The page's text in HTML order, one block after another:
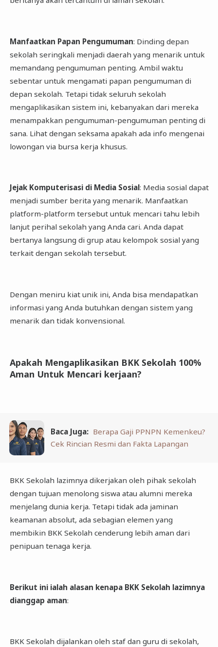
Manfaatkan Papan Pengumuman: Dinding depan
sekolah seringkali menjadi daerah yang menarik untuk
memandang pengumuman penting. Ambil waktu
sebentar untuk mengamati papan pengumuman di
depan sekolah. Tetapi tidak seluruh sekolah
mengaplikasikan sistem ini, kebanyakan dari mereka
menampakkan pengumuman-pengumuman penting di
sana. Lihat dengan seksama apakah ada info mengenai
lowongan via bursa kerja khusus.
Jejak Komputerisasi di Media Sosial: Media sosial dapat
menjadi sumber berita yang menarik. Manfaatkan
platform-platform tersebut untuk mencari tahu lebih
lanjut perihal sekolah yang Anda cari. Anda dapat
bertanya langsung di grup atau kelompok sosial yang
terkait dengan sekolah tersebut.
Dengan meniru kiat unik ini, Anda bisa mendapatkan
informasi yang Anda butuhkan dengan sistem yang
menarik dan tidak konvensional.
Apakah Mengaplikasikan BKK Sekolah 100%
Aman Untuk Mencari kerjaan?
Baca Juga: Berapa Gaji PPNPN Kemenkeu?
Cek Rincian Resmi dan Fakta Lapangan
BKK Sekolah lazimnya dikerjakan oleh pihak sekolah
dengan tujuan menolong siswa atau alumni mereka
menjelang dunia kerja. Tetapi tidak ada jaminan
keamanan absolut, ada sebagian elemen yang
membikin BKK Sekolah cenderung lebih aman dari
penipuan tenaga kerja.
Berikut ini ialah alasan kenapa BKK Sekolah lazimnya
dianggap aman:
BKK Sekolah dijalankan oleh staf dan guru di sekolah,